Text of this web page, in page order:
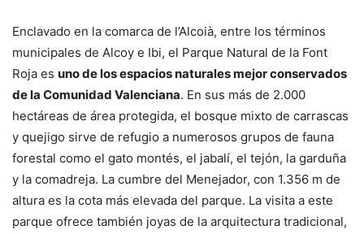
Enclavado en la comarca de l’Alcoià, entre los términos
municipales de Alcoy e Ibi, el Parque Natural de la Font
Roja es uno de los espacios naturales mejor conservados
de la Comunidad Valenciana. En sus más de 2.000
hectáreas de área protegida, el bosque mixto de carrascas
y quejigo sirve de refugio a numerosos grupos de fauna
forestal como el gato montés, el jabalí, el tejón, la garduña
y la comadreja. La cumbre del Menejador, con 1.356 m de
altura es la cota más elevada del parque. La visita a este
parque ofrece también joyas de la arquitectura tradicional,